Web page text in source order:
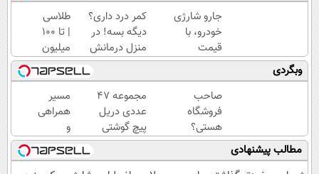
جارو شارژی
خودرو، با
قیمت
فوق‌العاده!!!
کمر درد داری؟
دیگه بسه! در
منزل درمانش
کن
(◀پرسش‌نامه)
طلاسی
| تا 100
میلیون
وام
آنی
خرید
طلا💰
ثبت
نام
کن!
وبگردی
صاحب
فروشگاه
هستی؟
وام تا ۳
میلیارد
مجموعه 47
عددی دریل
پیچ گوشتی
شارژی
(قیمت
مسیر
همراهی
و
گزارش
عملکرد
مطالب پیشنهادی